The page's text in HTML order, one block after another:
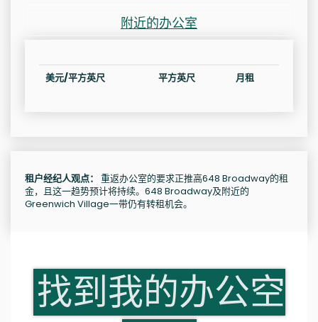
附近的办公室
美元/平方英尺 平方英尺 月租
租户经纪人观点： 重返办公室的要求正推高648 Broadway的租
金，且这一趋势预计将持续。648 Broadway及附近的
Greenwich Village一带仍有转租机会。
找到我的办公空